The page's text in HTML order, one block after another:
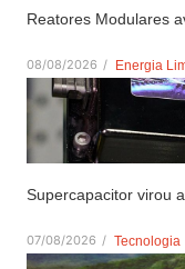
Reatores Modulares
08/08/2026 / Energia
Supercapacitor virou
07/08/2026 / Tecnologia